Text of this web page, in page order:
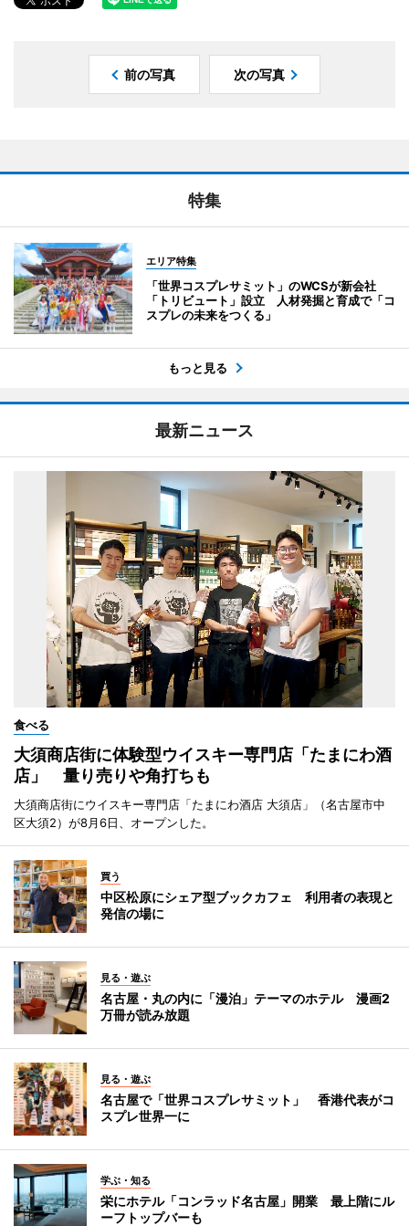
前の写真 次の写真
特集
エリア特集
「世界コスプレサミット」のWCSが新会社
「トリビュート」設立 人材発掘と育成で「コ
スプレの未来をつくる」
もっと見る
最新ニュース
食べる
大須商店街に体験型ウイスキー専門店「たまにわ酒
店」 量り売りや角打ちも
大須商店街にウイスキー専門店「たまにわ酒店 大須店」（名古屋市中
区大須2）が8月6日、オープンした。
買う
中区松原にシェア型ブックカフェ 利用者の表現と
発信の場に
見る・遊ぶ
名古屋・丸の内に「漫泊」テーマのホテル 漫画2
万冊が読み放題
見る・遊ぶ
名古屋で「世界コスプレサミット」 香港代表がコ
スプレ世界一に
学ぶ・知る
栄にホテル「コンラッド名古屋」開業 最上階にル
ーフトップバーも